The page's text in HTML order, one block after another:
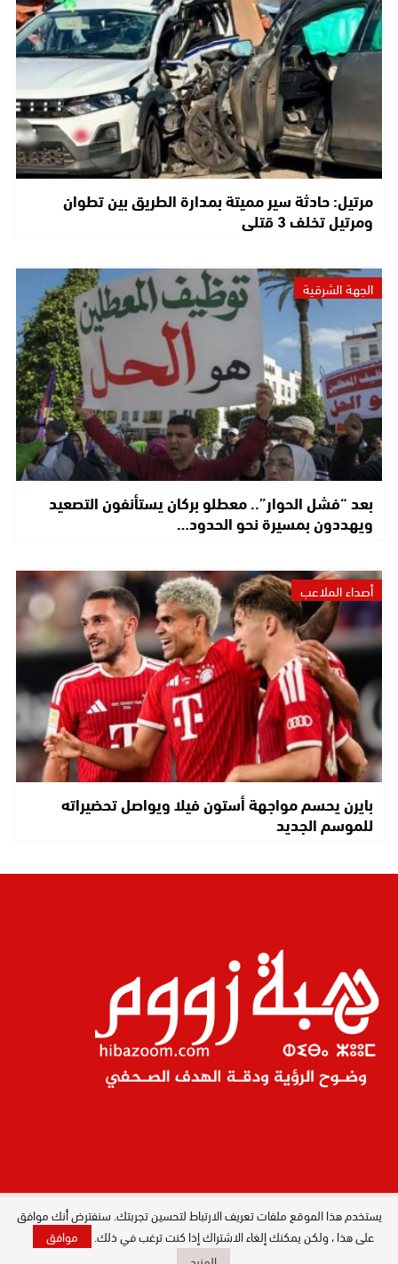
مرتيل: حادثة سير مميتة بمدارة الطريق بين تطوان
ومرتيل تخلف 3 قتلى
الجهة الشرقية
بعد “فشل الحوار”.. معطلو بركان يستأنفون التصعيد
ويهددون بمسيرة نحو الحدود…
أصداء الملاعب
بايرن يحسم مواجهة أستون فيلا ويواصل تحضيراته
للموسم الجديد
المدير العام : ليلى البصري بصيري / جميع
الحقوق محفوظة © 2026
يستخدم هذا الموقع ملفات تعريف الارتباط لتحسين تجربتك. سنفترض أنك موافق
على هذا ، ولكن يمكنك إلغاء الاشتراك إذا كنت ترغب في ذلك.
موافق